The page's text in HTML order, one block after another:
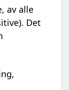
av alle
Det